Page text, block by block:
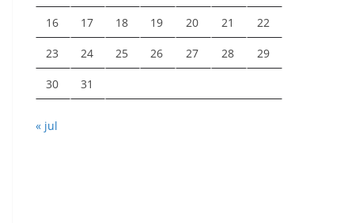
16 17 18 19 20 21 22
23 24 25 26 27 28 29
30 31
« jul